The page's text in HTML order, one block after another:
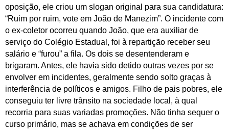
oposição, ele criou um slogan original para sua candidatura:
“Ruim por ruim, vote em João de Manezim”. O incidente com
o ex-coletor ocorreu quando João, que era auxiliar de
serviço do Colégio Estadual, foi à repartição receber seu
salário e “furou” a fila. Os dois se desentenderam e
brigaram. Antes, ele havia sido detido outras vezes por se
envolver em incidentes, geralmente sendo solto graças à
interferência de políticos e amigos. Filho de pais pobres, ele
conseguiu ter livre trânsito na sociedade local, à qual
recorria para suas variadas promoções. Não tinha sequer o
curso primário, mas se achava em condições de ser